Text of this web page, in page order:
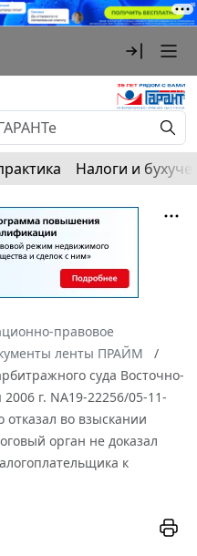
Налоги и
правовое
ленты ПРАЙМ
суда Восточно-
г. NА19-22256/05-11-
во взыскании
орган не доказал
к